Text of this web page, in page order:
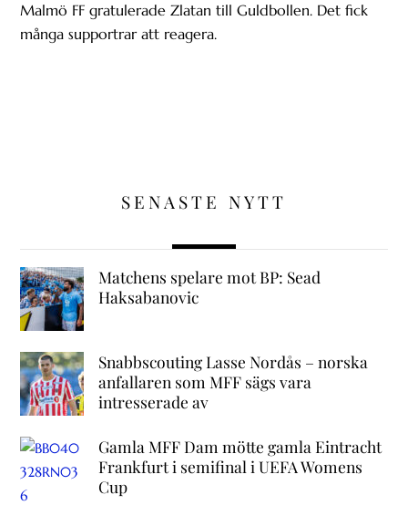
Malmö FF gratulerade Zlatan till Guldbollen. Det fick
många supportrar att reagera.
SENASTE NYTT
Matchens spelare mot BP: Sead
Haksabanovic
Snabbscouting Lasse Nordås – norska
anfallaren som MFF sägs vara
intresserade av
Gamla MFF Dam mötte gamla Eintracht
Frankfurt i semifinal i UEFA Womens
Cup